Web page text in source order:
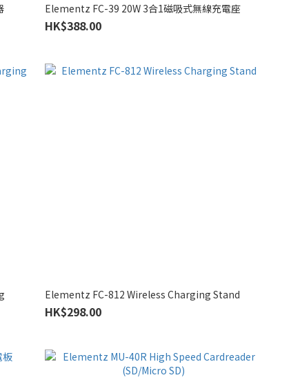
Elementz FC-39 20W 3合1磁吸式無線充電座
HK$388.00
Elementz FC-812 Wireless Charging Stand
HK$298.00